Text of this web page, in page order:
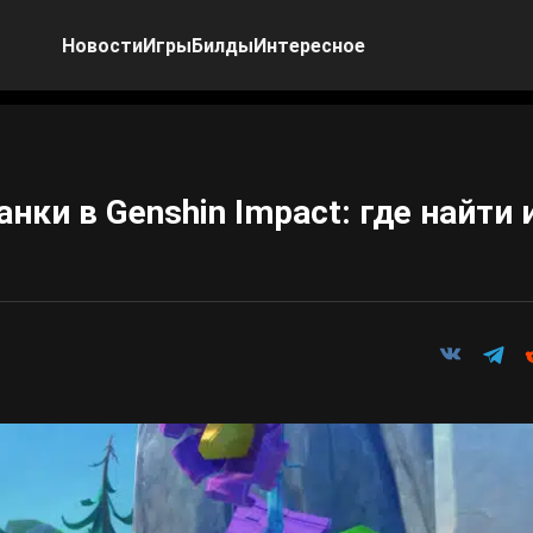
НовостиИгрыБилдыИнтересное
в Genshin Impact: где найти